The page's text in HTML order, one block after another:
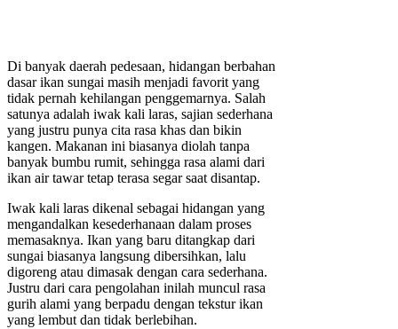
Di banyak daerah pedesaan, hidangan berbahan
dasar ikan sungai masih menjadi favorit yang
tidak pernah kehilangan penggemarnya. Salah
satunya adalah iwak kali laras, sajian sederhana
yang justru punya cita rasa khas dan bikin
kangen. Makanan ini biasanya diolah tanpa
banyak bumbu rumit, sehingga rasa alami dari
ikan air tawar tetap terasa segar saat disantap.
Iwak kali laras dikenal sebagai hidangan yang
mengandalkan kesederhanaan dalam proses
memasaknya. Ikan yang baru ditangkap dari
sungai biasanya langsung dibersihkan, lalu
digoreng atau dimasak dengan cara sederhana.
Justru dari cara pengolahan inilah muncul rasa
gurih alami yang berpadu dengan tekstur ikan
yang lembut dan tidak berlebihan.